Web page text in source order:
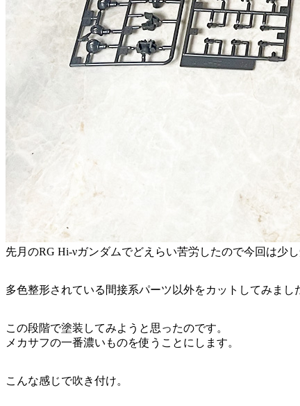
先月のRG Hi-νガンダムでどえらい苦労したので今回は少
多色整形されている間接系パーツ以外をカットしてみまし
この段階で塗装してみようと思ったのです。
メカサフの一番濃いものを使うことにします。
こんな感じで吹き付け。